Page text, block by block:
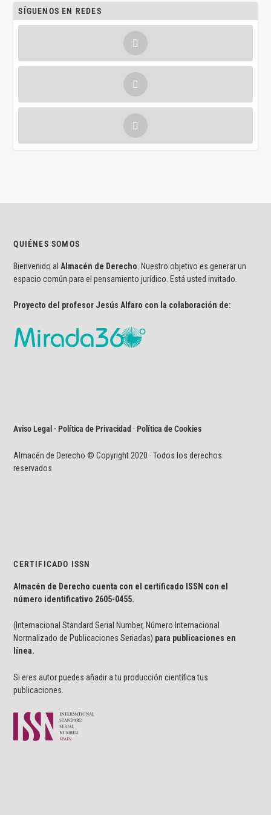
SÍGUENOS EN REDES
QUIÉNES SOMOS
Bienvenido al Almacén de Derecho . Nuestro objetivo es generar un
espacio común para el pensamiento jurídico. Está usted invitado.
Proyecto del profesor Jesús Alfaro con la colaboración de:
Aviso Legal · Política de Privacidad ·Política de Cookies
Almacén de Derecho © Copyright 2020 · Todos los derechos
reservados
CERTIFICADO ISSN
Almacén de Derecho cuenta con el certificado ISSN con el
número identificativo 2605-0455.
(Internacional Standard Serial Number, Número Internacional
Normalizado de Publicaciones Seriadas) para publicaciones en
línea.
Si eres autor puedes añadir a tu producción científica tus
publicaciones.